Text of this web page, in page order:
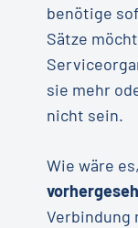
benötige
Sätze
sie mehr
nicht sein.
Wie wäre
Verbindung